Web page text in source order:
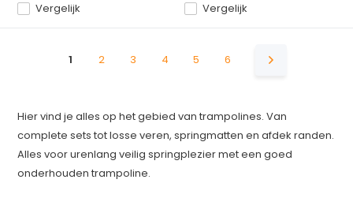
Vergelijk Vergelijk
1 2 3 4 5 6
Hier vind je alles op het gebied van trampolines. Van
complete sets tot losse veren, springmatten en afdek randen.
Alles voor urenlang veilig springplezier met een goed
onderhouden trampoline.